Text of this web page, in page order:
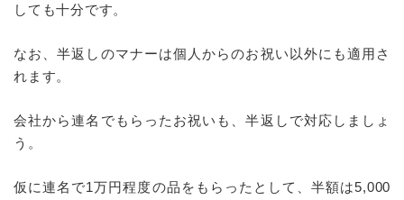
しても十分です。
なお、半返しのマナーは個人からのお祝い以外にも適用さ
れます。
会社から連名でもらったお祝いも、半返しで対応しましょ
う。
仮に連名で1万円程度の品をもらったとして、半額は5,000